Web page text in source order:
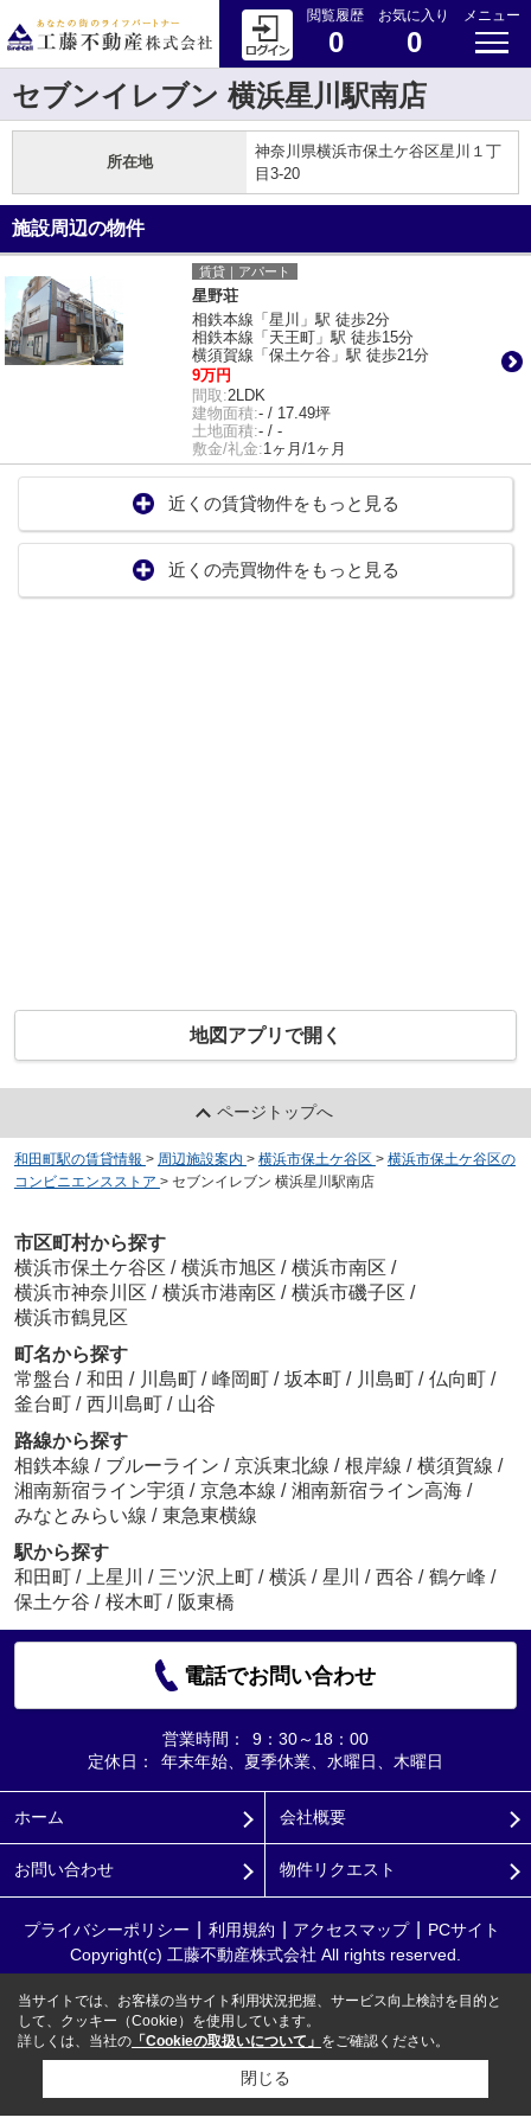
閲覧履歴
0
お気に入り
0
メニュー
セブンイレブン 横浜星川駅南店
所在地
神奈川県横浜市保土ケ谷区星川１丁
目3-20
施設周辺の物件
賃貸｜アパート
星野荘
相鉄本線「星川」駅 徒歩2分
相鉄本線「天王町」駅 徒歩15分
横須賀線「保土ケ谷」駅 徒歩21分
9万円
間取:2LDK
建物面積:- / 17.49坪
土地面積:- / -
敷金/礼金:1ヶ月/1ヶ月
近くの賃貸物件をもっと見る
近くの売買物件をもっと見る
地図アプリで開く
ページトップへ
和田町駅の賃貸情報 > 周辺施設案内 > 横浜市保土ケ谷区 > 横浜市保土ケ谷区の
コンビニエンスストア > セブンイレブン 横浜星川駅南店
市区町村から探す
横浜市保土ケ谷区 / 横浜市旭区 / 横浜市南区 /
横浜市神奈川区 / 横浜市港南区 / 横浜市磯子区 /
横浜市鶴見区
町名から探す
常盤台 / 和田 / 川島町 / 峰岡町 / 坂本町 / 川島町 / 仏向町 /
釜台町 / 西川島町 / 山谷
路線から探す
相鉄本線 / ブルーライン / 京浜東北線 / 根岸線 / 横須賀線 /
湘南新宿ライン宇須 / 京急本線 / 湘南新宿ライン高海 /
みなとみらい線 / 東急東横線
駅から探す
和田町 / 上星川 / 三ツ沢上町 / 横浜 / 星川 / 西谷 / 鶴ケ峰 /
保土ケ谷 / 桜木町 / 阪東橋
電話でお問い合わせ
営業時間：
9：30～18：00
定休日：
年末年始、夏季休業、水曜日、木曜日
ホーム 会社概要
お問い合わせ 物件リクエスト
プライバシーポリシー 利用規約 アクセスマップ
PCサイト
Copyright(c) 工藤不動産株式会社 All rights reserved.
当サイトでは、お客様の当サイト利用状況把握、サービス向上検討を目的と
して、クッキー（Cookie）を使用しています。
詳しくは、当社の 「Cookieの取扱いについて」 をご確認ください。
閉じる